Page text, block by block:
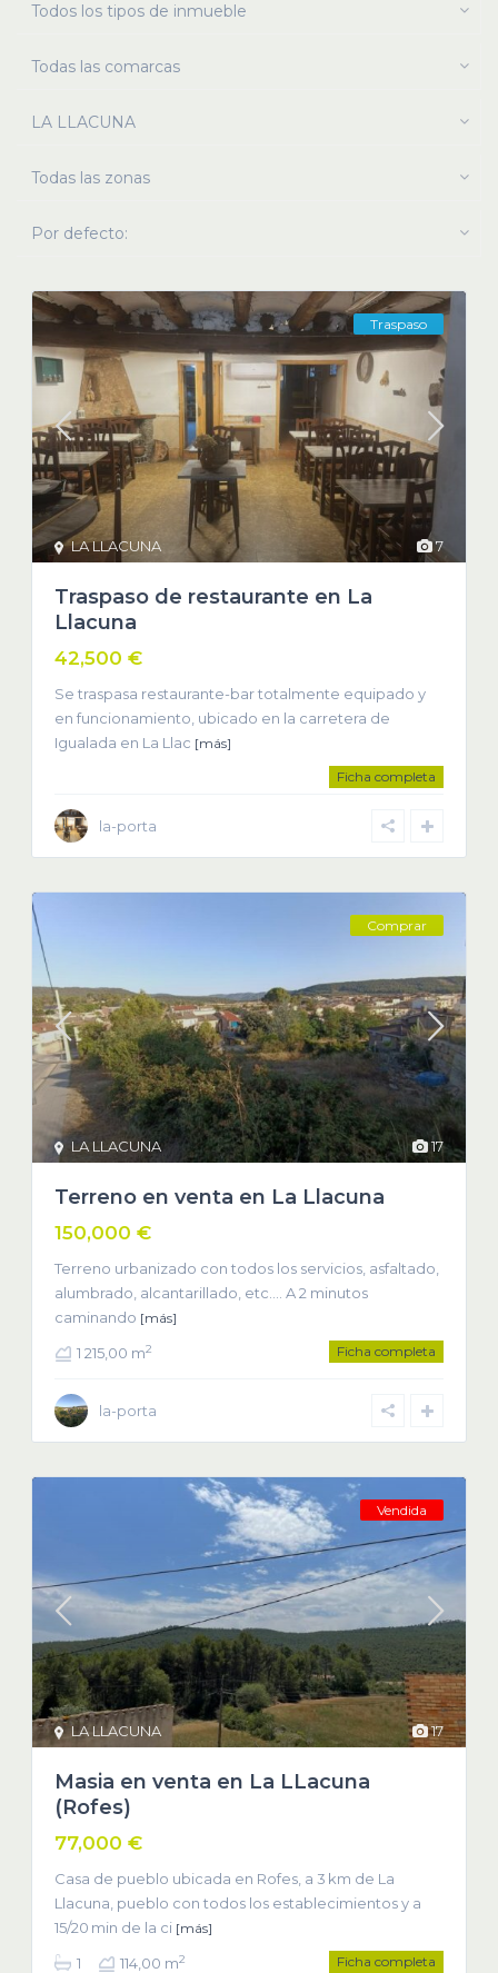
Todos los tipos de inmueble
Todas las comarcas
LA LLACUNA
Todas las zonas
Por defecto:
7
LA LLACUNA
Traspaso
Traspaso de restaurante en La
Llacuna
42,500 €
Se traspasa restaurante-bar totalmente equipado y
en funcionamiento, ubicado en la carretera de
Igualada en La Llac [más]
Ficha completa
la-porta
17
LA LLACUNA
Comprar
Terreno en venta en La Llacuna
150,000 €
Terreno urbanizado con todos los servicios, asfaltado,
alumbrado, alcantarillado, etc…. A 2 minutos
caminando [más]
1 215,00 m2 Ficha completa
la-porta
17
LA LLACUNA
Vendida
Masia en venta en La LLacuna
(Rofes)
77,000 €
Casa de pueblo ubicada en Rofes, a 3 km de La
Llacuna, pueblo con todos los establecimientos y a
15/20 min de la ci [más]
1 114,00 m2 Ficha completa